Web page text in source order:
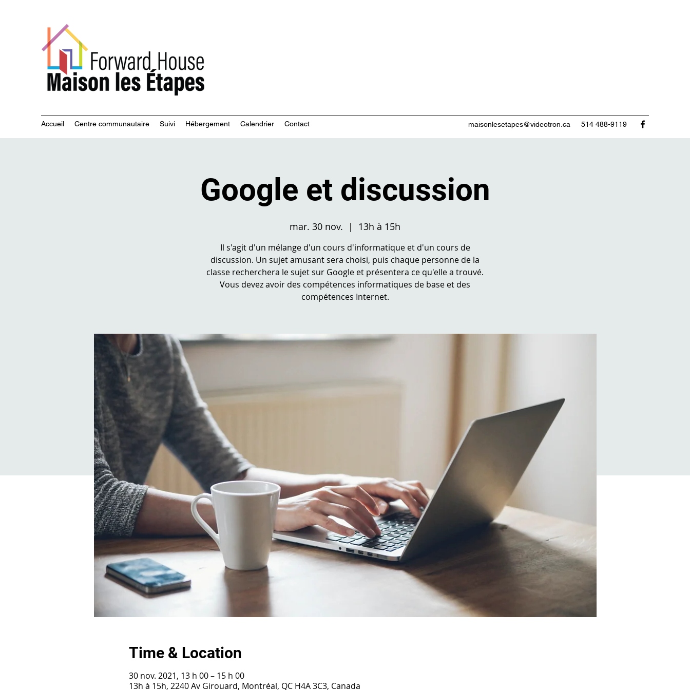
Accueil Centre communautaire Suivi Hébergement Calendrier Contact maisonlesetapes@videotron.ca 514 488-9119
Google et discussion
mar. 30 nov.
  |
13h à 15h
Il s'agit d'un mélange d'un cours d'informatique et d'un cours de
discussion. Un sujet amusant sera choisi, puis chaque personne de la
classe recherchera le sujet sur Google et présentera ce qu'elle a trouvé.
Vous devez avoir des compétences informatiques de base et des
compétences Internet.
Time & Location
30 nov. 2021, 13 h 00 – 15 h 00
13h à 15h, 2240 Av Girouard, Montréal, QC H4A 3C3, Canada